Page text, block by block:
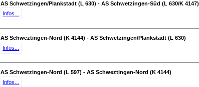
AS Schwetzingen/Plankstadt (L 630) - AS Schwetzingen-Süd (L 630/K 4147)
Infos...
AS Schweztingen-Nord (K 4144) - AS Schwetzingen/Plankstadt (L 630)
Infos...
AS Schwetzingen-Nord (L 597) - AS Schweztingen-Nord (K 4144)
Infos...